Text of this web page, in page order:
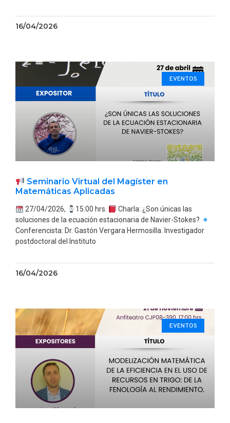
16/04/2026
EVENTOS
Seminario Virtual del Magíster en
Matemáticas Aplicadas
27/04/2026, 15:00 hrs.
Charla: ¿Son únicas las
soluciones de la ecuación estacionaria de Navier-Stokes?
Conferencista: Dr. Gastón Vergara Hermosilla. Investigador
postdoctoral del Instituto
16/04/2026
EVENTOS